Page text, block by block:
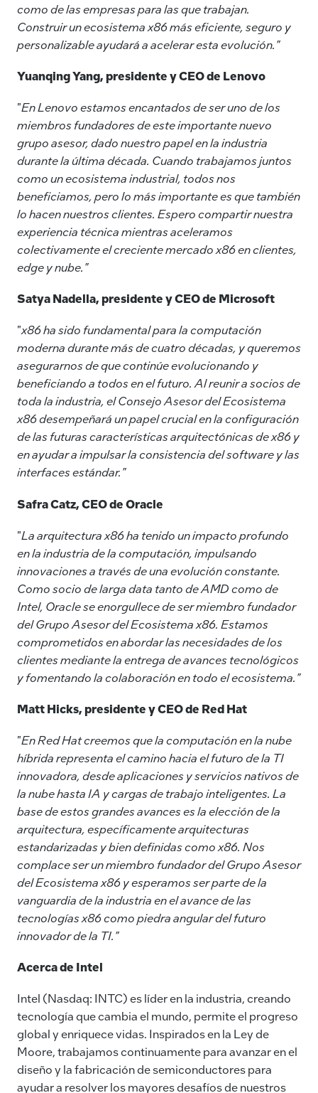
como de las empresas para las que trabajan.
Construir un ecosistema x86 más eficiente, seguro y
personalizable ayudará a acelerar esta evolución."
Yuanqing Yang, presidente y CEO de Lenovo
"En Lenovo estamos encantados de ser uno de los
miembros fundadores de este importante nuevo
grupo asesor, dado nuestro papel en la industria
durante la última década. Cuando trabajamos juntos
como un ecosistema industrial, todos nos
beneficiamos, pero lo más importante es que también
lo hacen nuestros clientes. Espero compartir nuestra
experiencia técnica mientras aceleramos
colectivamente el creciente mercado x86 en clientes,
edge y nube."
Satya Nadella, presidente y CEO de Microsoft
"x86 ha sido fundamental para la computación
moderna durante más de cuatro décadas, y queremos
asegurarnos de que continúe evolucionando y
beneficiando a todos en el futuro. Al reunir a socios de
toda la industria, el Consejo Asesor del Ecosistema
x86 desempeñará un papel crucial en la configuración
de las futuras características arquitectónicas de x86 y
en ayudar a impulsar la consistencia del software y las
interfaces estándar."
Safra Catz, CEO de Oracle
"La arquitectura x86 ha tenido un impacto profundo
en la industria de la computación, impulsando
innovaciones a través de una evolución constante.
Como socio de larga data tanto de AMD como de
Intel, Oracle se enorgullece de ser miembro fundador
del Grupo Asesor del Ecosistema x86. Estamos
comprometidos en abordar las necesidades de los
clientes mediante la entrega de avances tecnológicos
y fomentando la colaboración en todo el ecosistema."
Matt Hicks, presidente y CEO de Red Hat
"En Red Hat creemos que la computación en la nube
híbrida representa el camino hacia el futuro de la TI
innovadora, desde aplicaciones y servicios nativos de
la nube hasta IA y cargas de trabajo inteligentes. La
base de estos grandes avances es la elección de la
arquitectura, específicamente arquitecturas
estandarizadas y bien definidas como x86. Nos
complace ser un miembro fundador del Grupo Asesor
del Ecosistema x86 y esperamos ser parte de la
vanguardia de la industria en el avance de las
tecnologías x86 como piedra angular del futuro
innovador de la TI."
Acerca de Intel
Intel (Nasdaq: INTC) es líder en la industria, creando
tecnología que cambia el mundo, permite el progreso
global y enriquece vidas. Inspirados en la Ley de
Moore, trabajamos continuamente para avanzar en el
diseño y la fabricación de semiconductores para
ayudar a resolver los mayores desafíos de nuestros